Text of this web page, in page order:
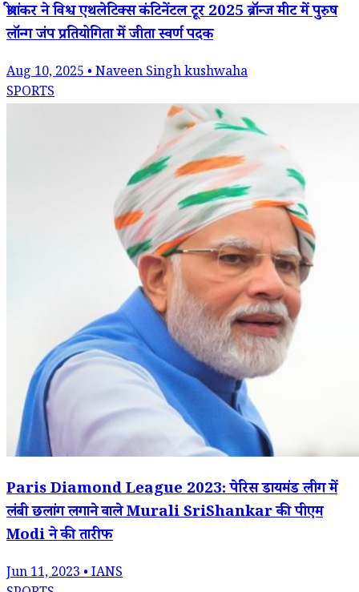
श्रीशंकर ने विश्व एथलेटिक्स कंटिनेंटल टूर 2025 ब्रॉन्ज मीट में पुरुष
लॉन्ग जंप प्रतियोगिता में जीता स्वर्ण पदक
Aug 10, 2025 • Naveen Singh kushwaha
SPORTS
Paris Diamond League 2023: पेरिस डायमंड लीग में
लंबी छलांग लगाने वाले Murali SriShankar की पीएम
Modi ने की तारीफ
Jun 11, 2023 • IANS